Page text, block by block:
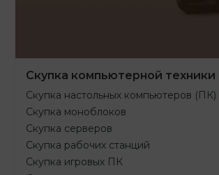
Скупка компьютерной техники
Скупка настольных компьютеров (ПК)
Скупка моноблоков
Скупка серверов
Скупка рабочих станций
Скупка игровых ПК